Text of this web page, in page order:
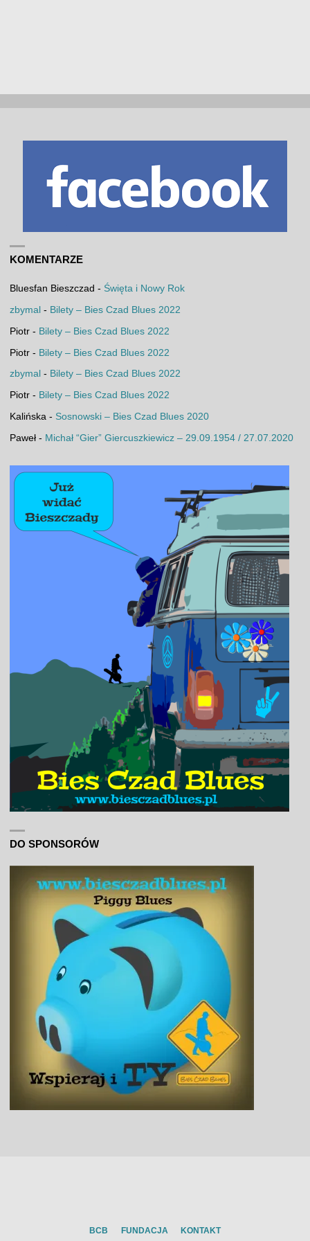
KOMENTARZE
Bluesfan Bieszczad - Święta i Nowy Rok
zbymal - Bilety – Bies Czad Blues 2022
Piotr- Bilety – Bies Czad Blues 2022
Piotr- Bilety – Bies Czad Blues 2022
zbymal - Bilety – Bies Czad Blues 2022
Piotr- Bilety – Bies Czad Blues 2022
Kalińska - Sosnowski – Bies Czad Blues 2020
Paweł- Michał “Gier” Giercuszkiewicz – 29.09.1954 / 27.07.2020
DO SPONSORÓW
BCB FUNDACJA KONTAKT